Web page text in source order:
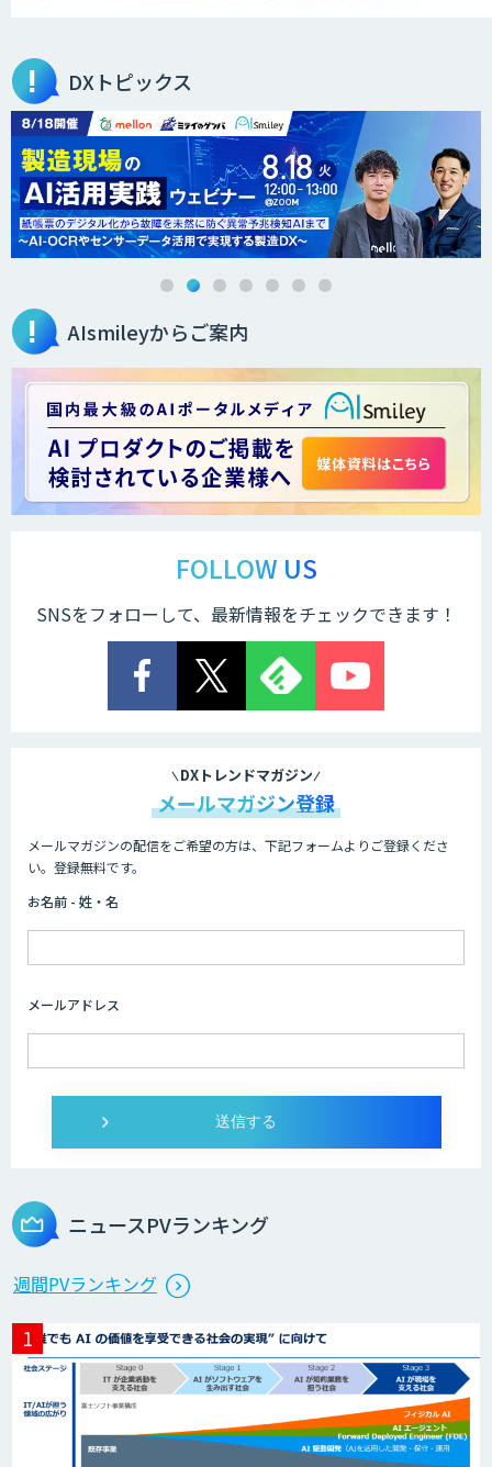
QANT VoC
m2view
ローカル対応文書管理AIシステム
AI開発・伴走支援・内製化支援
ング研修
法人向け生成AIチャットサービス「ナレ
フルチャット」
と議事録化『スマレコ』
DXセカンドオピニオン
生産計画最適化AIソリューション
サテライトAI
DXトピックス
AIsmileyからご案内
FOLLOW US
SNSをフォローして、最新情報をチェックできます！
DXトレンドマガジン
メールマガジン登録
メールマガジンの配信をご希望の方は、下記フォームよりご登録くださ
い。登録無料です。
お名前 - 姓・名
メールアドレス
ニュースPVランキング
週間PVランキング